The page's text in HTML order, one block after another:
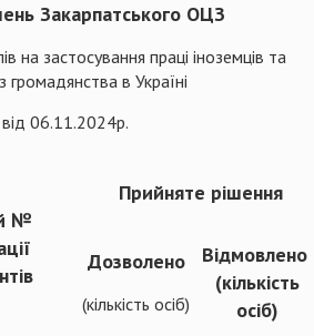
Закарпатського ОЦЗ
на застосування праці іноземців та
громадянства в Україні
від 06.11.2024р.
№
Прийняте рішення
Дозволено
(кількість осіб)
Відмовлено
(кількість
осіб)